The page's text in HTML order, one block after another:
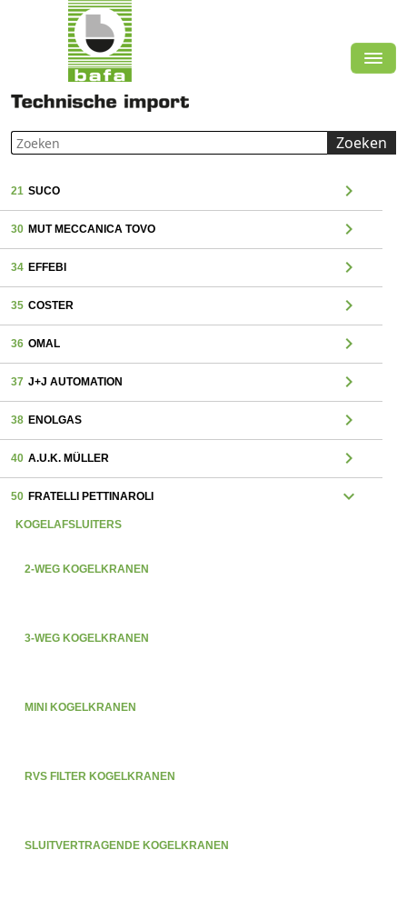
Zoeken
21 SUCO chevron_right
30 MUT MECCANICA TOVO chevron_right
34 EFFEBI chevron_right
35 COSTER chevron_right
36 OMAL chevron_right
37 J+J AUTOMATION chevron_right
38 ENOLGAS chevron_right
40 A.U.K. MÜLLER chevron_right
50 FRATELLI PETTINAROLI expand_more
KOGELAFSLUITERS
2-WEG KOGELKRANEN
3-WEG KOGELKRANEN
MINI KOGELKRANEN
RVS FILTER KOGELKRANEN
SLUITVERTRAGENDE KOGELKRANEN